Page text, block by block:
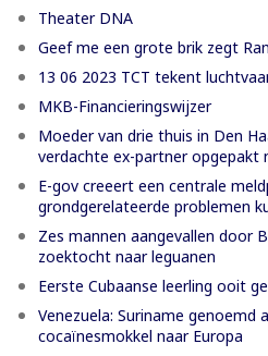
Theater DNA
Geef me een grote brik zegt
13 06 2023 TCT tekent
MKB-Financieringswijzer
Moeder van drie thuis in Den
verdachte ex-partner opgepakt
E-gov creeert een centrale
grondgerelateerde problemen
Zes mannen aangevallen door
zoektocht naar leguanen
Eerste Cubaanse leerling ooit
Venezuela: Suriname
cocaïnesmokkel naar Europa